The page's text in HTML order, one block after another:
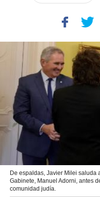
De espaldas, Javier Milei saluda
Gabinete, Manuel Adorni, antes
comunidad judía.